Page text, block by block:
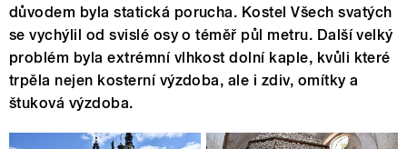
důvodem byla statická porucha. Kostel Všech svatých
se vychýlil od svislé osy o téměř půl metru. Další velký
problém byla extrémní vlhkost dolní kaple, kvůli které
trpěla nejen kosterní výzdoba, ale i zdiv, omítky a
štuková výzdoba.